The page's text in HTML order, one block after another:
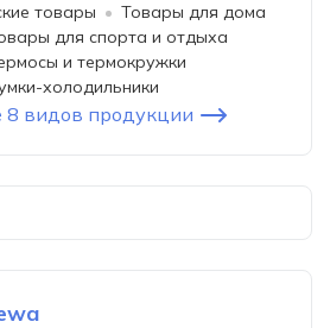
товары
Товары для дома
для спорта и отдыха
и термокружки
холодильники
видов продукции